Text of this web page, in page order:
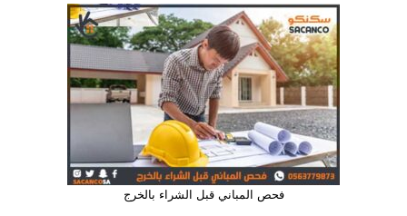
فحص المباني قبل الشراء بالخرج